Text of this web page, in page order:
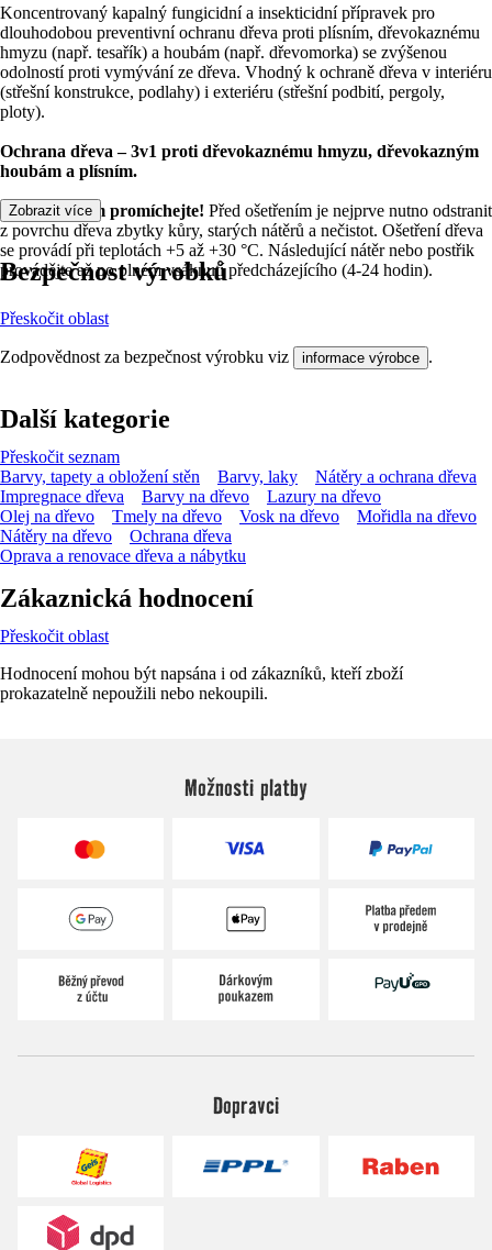
Koncentrovaný kapalný fungicidní a insekticidní přípravek pro
dlouhodobou preventivní ochranu dřeva proti plísním, dřevokaznému
hmyzu (např. tesařík) a houbám (např. dřevomorka) se zvýšenou
odolností proti vymývání ze dřeva. Vhodný k ochraně dřeva v interiéru
(střešní konstrukce, podlahy) i exteriéru (střešní podbití, pergoly,
ploty).
Ochrana dřeva – 3v1 proti dřevokaznému hmyzu, dřevokazným
houbám a plísním.
Před použitím promíchejte! Před ošetřením je nejprve nutno odstranit
z povrchu dřeva zbytky kůry, starých nátěrů a nečistot. Ošetření dřeva
se provádí při teplotách +5 až +30 °C. Následující nátěr nebo postřik
provádějte až po plném vsáknutí předcházejícího (4-24 hodin).
Zobrazit více
Bezpečnost výrobků
Přeskočit oblast
Zodpovědnost za bezpečnost výrobku viz informace výrobce .
Další kategorie
Přeskočit seznam
Barvy, tapety a obložení stěn
Barvy, laky
Nátěry a ochrana dřeva
Impregnace dřeva
Barvy na dřevo
Lazury na dřevo
Olej na dřevo
Tmely na dřevo Vosk na dřevo
Mořidla na dřevo
Nátěry na dřevo
Ochrana dřeva
Oprava a renovace dřeva a nábytku
Zákaznická hodnocení
Přeskočit oblast
Hodnocení mohou být napsána i od zákazníků, kteří zboží
prokazatelně nepoužili nebo nekoupili.
Možnosti platby
Dopravci